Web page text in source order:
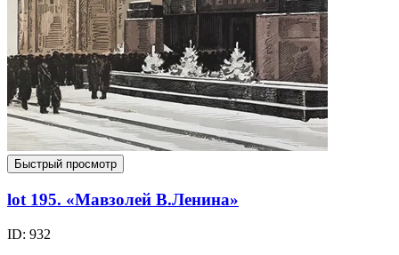
Быстрый просмотр
lot 195. «Мавзолей В.Ленина»
ID: 932